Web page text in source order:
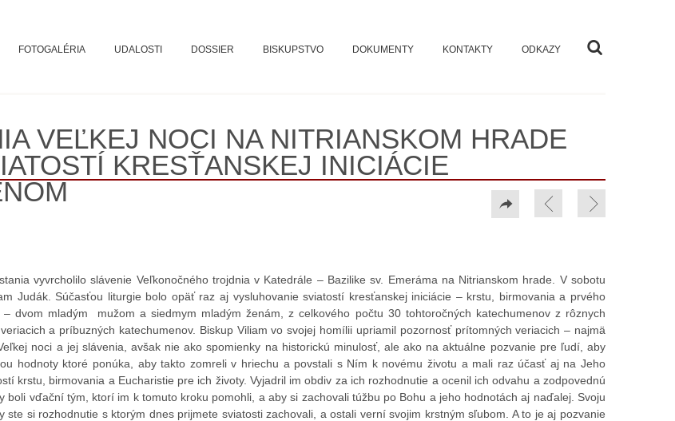
FOTOGALÉRIA UDALOSTI DOSSIER BISKUPSTVO DOKUMENTY KONTAKTY ODKAZY
VEĽKEJ NOCI NA NITRIANSKOM HRADE
KRESŤANSKEJ INICIÁCIE
vyvrcholilo slávenie Veľkonočného trojdnia v Katedrále – Bazilike sv. Emeráma na Nitrianskom hrade. V sobotu
Judák. Súčasťou liturgie bolo opäť raz aj vysluhovanie sviatostí kresťanskej iniciácie – krstu, birmovania a prvého
dvom mladým mužom a siedmym mladým ženám, z celkového počtu 30 tohtoročných katechumenov z rôznych
a príbuzných katechumenov. Biskup Viliam vo svojej homílii upriamil pozornosť prítomných veriacich – najmä
noci a jej slávenia, avšak nie ako spomienky na historickú minulosť, ale ako na aktuálne pozvanie pre ľudí, aby
hodnoty ktoré ponúka, aby takto zomreli v hriechu a povstali s Ním k novému životu a mali raz účasť aj na Jeho
krstu, birmovania a Eucharistie pre ich životy. Vyjadril im obdiv za ich rozhodnutie a ocenil ich odvahu a zodpovednú
vďační tým, ktorí im k tomuto kroku pomohli, a aby si zachovali túžbu po Bohu a jeho hodnotách aj naďalej. Svoju
ste si rozhodnutie s ktorým dnes prijmete sviatosti zachovali, a ostali verní svojim krstným sľubom. A to je aj pozvanie